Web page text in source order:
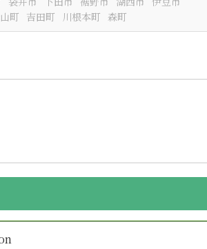
町 吉田町 川根本町 森町